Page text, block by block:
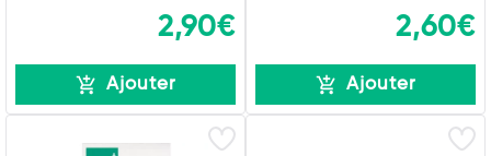
2,90€
Ajouter
2,60€
Ajouter